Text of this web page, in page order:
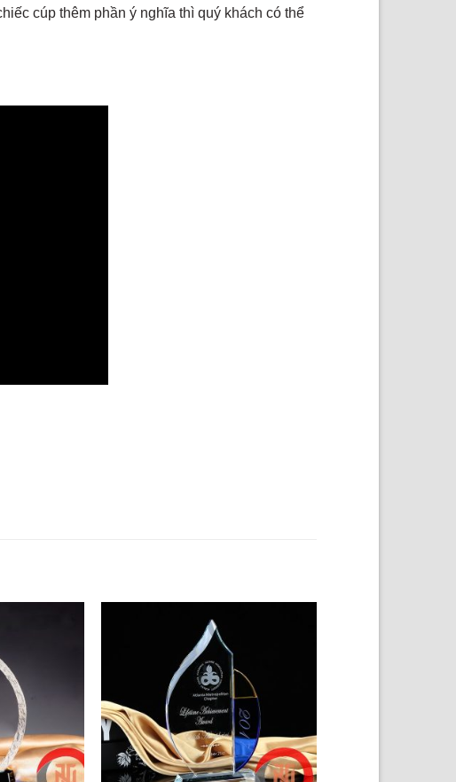
cúp thêm phần ý nghĩa thì quý khách có thể